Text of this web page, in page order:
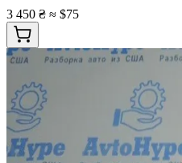
3 450 ₴ ≈ $75